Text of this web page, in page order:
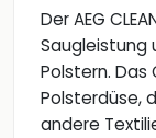
Der AEG
Saugleistung
Polstern.
Polsterdüse,
andere